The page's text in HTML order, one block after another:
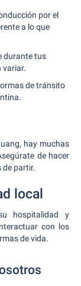
por el
a lo que
durante tus
variar.
de tránsito
hay muchas
de hacer
de partir.
local
hospitalidad y
con los
de vida.